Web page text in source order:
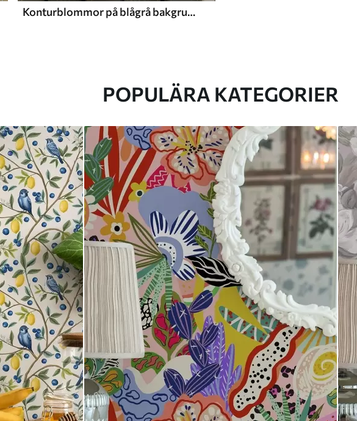
Konturblommor på blågrå bakgrund, elegant botaniskt mönster
POPULÄRA KATEGORIER